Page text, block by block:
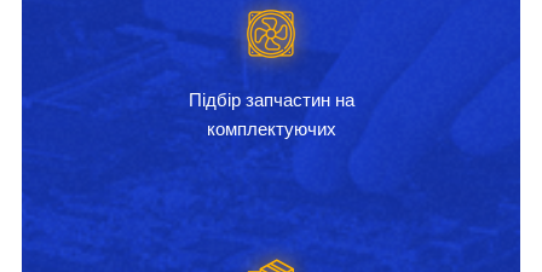
Підбір запчастин на
комплектуючих